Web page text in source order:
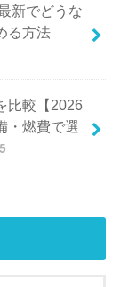
新でどうな
る方法
比較【2026
・燃費で選